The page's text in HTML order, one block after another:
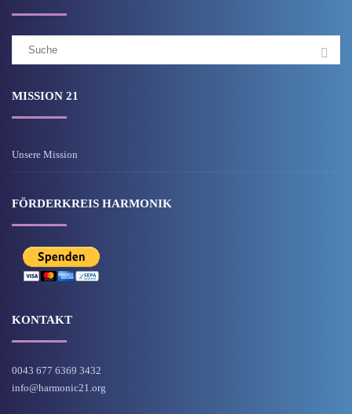
MISSION 21
Unsere Mission
FÖRDERKREIS HARMONIK
KONTAKT
0043 677 6369 3432
info@harmonic21.org